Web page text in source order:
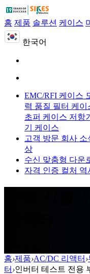
홈 제품 솔루션 케이스
한국어
EMC/RFI 케이스
력 품질 필터 케이
초퍼 케이스 저항
기 케이스
고객 방문 회사 소
상
수신 맞춤형 다운
자격 인증 컬처 역
홈›제품›AC/DC 리액터 ›
터 ›인버터 테스트 전용